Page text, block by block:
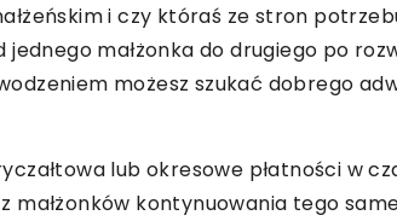
i czy któraś ze stron
jednego małżonka do drugiego po
możesz szukać dobrego
lub okresowe płatności w
małżonków kontynuowania tego